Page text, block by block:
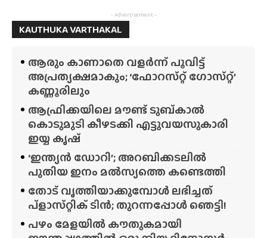
- Advertisement -
KAUTHUKA VARTHAKAL
ആരും കാണാതെ വളർന്ന് പൂവിട്ട്
അപ്രത്യക്ഷമാകും; ‘ഫോറസ്‌റ്റ്‌ ഗോസ്‌റ്റ്’
കണ്ണൂരിലും
ആഫ്രിക്കയിലെ മൗണ്ട് ടുബ്‌കാൽ
കൊടുമുടി കീഴടക്കി എട്ടുവയസുകാരി
ഇയ്യ കൃഷ്
‘ഇന്ത്യൻ ഡോറി’; അറബിക്കടലിൽ
പുതിയ ഇനം മൽസ്യത്തെ കണ്ടെത്തി
തോട് വൃത്തിയാക്കുമ്പോൾ ലഭിച്ചത്
പ്‌ളാസ്‌റ്റിക് ടിൻ; തുറന്നപ്പോൾ ഞെട്ടി!
പഴം മേളയിൽ കൗതുകമായി